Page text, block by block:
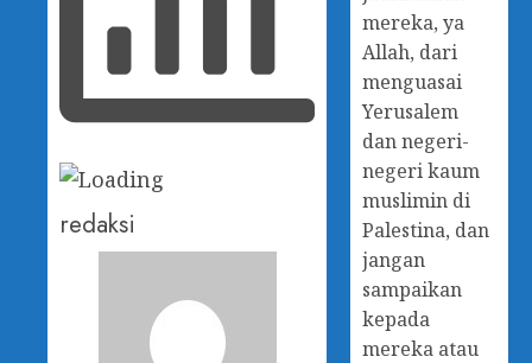
redaksi
mereka, ya
Allah, dari
menguasai
Yerusalem
dan negeri-
negeri kaum
muslimin di
Palestina, dan
jangan
sampaikan
kepada
mereka atau